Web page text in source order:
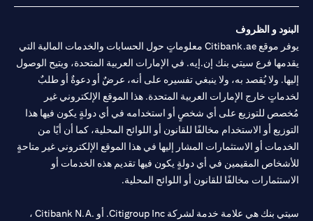
البنود و الظروف
يوفر موقع Citibank.ae معلوماتٍ حول الحسابات والخدمات المالية التي
يقدمها فرع سيتي بنك إن.إيه. في الإمارات العربية المتحدة، ويتيح الوصول
إليها. ولا يُقصد به، ولا ينبغي تفسيره على أنه، عرضٌ أو دعوةٌ أو طلبٌ
لخدماتٍ خارج الإمارات العربية المتحدة. هذا الموقع الإلكتروني غير
مُخصص للتوزيع على أي شخصٍ أو استخدامه في أي دولةٍ يكون فيها هذا
التوزيع أو الاستخدام مخالفًا للقانون أو اللوائح المحلية، كما أن أيًا من
الخدمات أو الاستثمارات المشار إليها في هذا الموقع الإلكتروني غير متاحةٍ
للأشخاص المقيمين في أي دولةٍ يكون فيها تقديم هذه الخدمات أو
الاستثمارات مخالفًا للقانون أو اللوائح المحلية.
سيتي بنك هي علامة خدمة لشركة Citigroup Inc. أو .Citibank N.A ،